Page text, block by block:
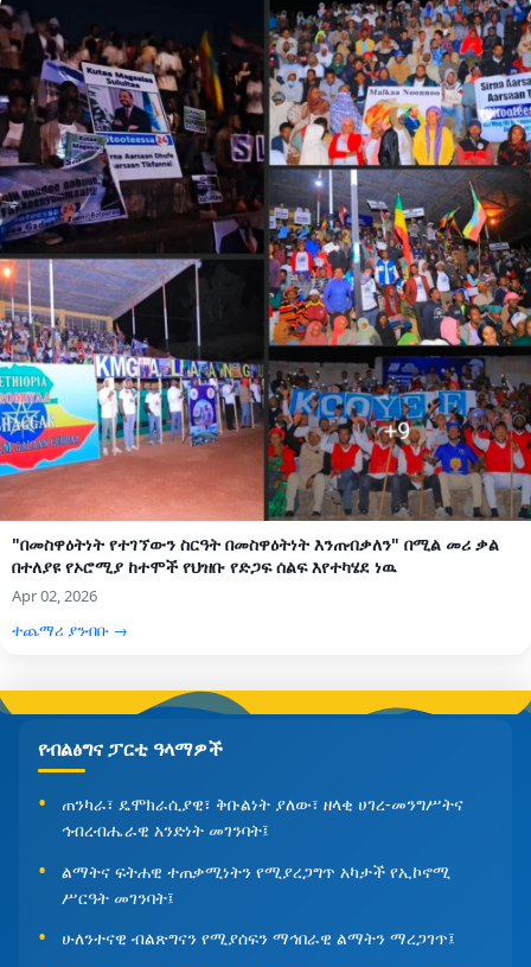
"በመስዋዕትነት የተገኘውን ስርዓት በመስዋዕትነት እንጠብቃለን" በሚል መሪ ቃል
በተለያዩ የኦሮሚያ ከተሞች የህዝቡ የድጋፍ ሰልፍ እየተካሄደ ነዉ
Apr 02, 2026
ተጨማሪ ያንብቡ →
የብልፅግና ፓርቲ ዓላማዎች
ጠንካራ፣ ዴሞክራሲያዊ፣ ቅቡልነት ያለው፣ ዘላቂ ሀገረ-መንግሥትና
ኅብረብሔራዊ አንድነት መገንባት፤
ልማትና ፍትሐዊ ተጠቃሚነትን የሚያረጋግጥ አካታች የኢኮኖሚ
ሥርዓት መገንባት፤
ሁለንተናዊ ብልጽግናን የሚያሰፍን ማኅበራዊ ልማትን ማረጋገጥ፤